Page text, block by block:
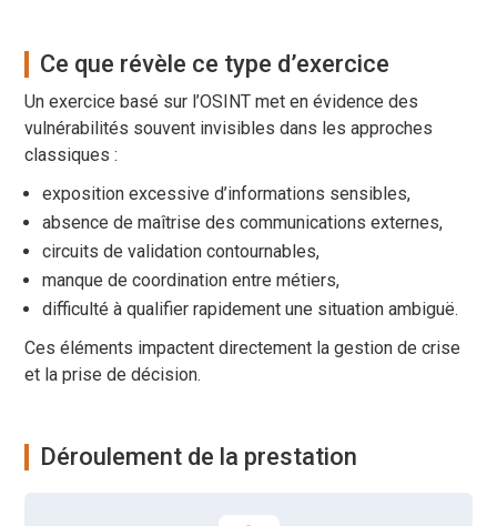
Ce que révèle ce type d’exercice
Un exercice basé sur l’OSINT met en évidence des
vulnérabilités souvent invisibles dans les approches
classiques :
exposition excessive d’informations sensibles,
absence de maîtrise des communications externes,
circuits de validation contournables,
manque de coordination entre métiers,
difficulté à qualifier rapidement une situation ambiguë.
Ces éléments impactent directement la gestion de crise
et la prise de décision.
Déroulement de la prestation